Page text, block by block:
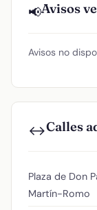
📢Avisos
Avisos no
↔️Calles
Plaza de Don
Martín-Romo